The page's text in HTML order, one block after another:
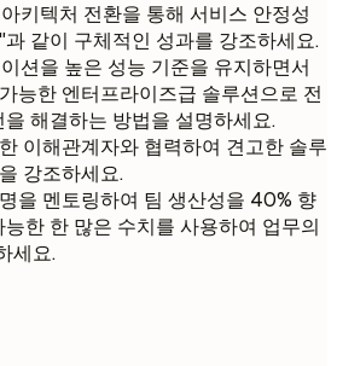
키텍처 전환을 통해 서비스 안정성
같이 구체적인 성과를 강조하세요.
션을 높은 성능 기준을 유지하면서
능한 엔터프라이즈급 솔루션으로 전
해결하는 방법을 설명하세요.
이해관계자와 협력하여 견고한 솔루
강조하세요.
을 멘토링하여 팀 생산성을 40% 향
한 한 많은 수치를 사용하여 업무의
세요.